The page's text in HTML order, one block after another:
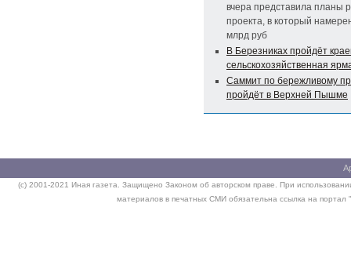
вчера представила планы
проекта, в который
млрд руб
В Березниках пройдёт
сельскохозяйственная
Саммит по бережливому
пройдёт в Верхней Пышме
(c) 2001-2021 Иная газета. Защищено Законом об авторском праве. При
материалов в печатных СМИ обязательна ссылка на